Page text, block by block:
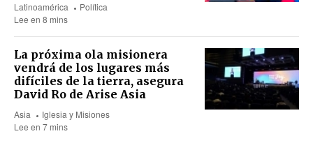
Latinoamérica
Política
Lee en 8 mins
La próxima ola misionera
vendrá de los lugares más
difíciles de la tierra, asegura
David Ro de Arise Asia
Asia
Iglesia y Misiones
Lee en 7 mins